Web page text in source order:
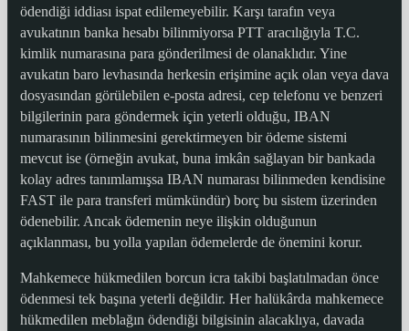
ödendiği iddiası ispat edilemeyebilir. Karşı tarafın veya
avukatının banka hesabı bilinmiyorsa PTT aracılığıyla T.C.
kimlik numarasına para gönderilmesi de olanaklıdır. Yine
avukatın baro levhasında herkesin erişimine açık olan veya dava
dosyasından görülebilen e-posta adresi, cep telefonu ve benzeri
bilgilerinin para göndermek için yeterli olduğu, IBAN
numarasının bilinmesini gerektirmeyen bir ödeme sistemi
mevcut ise (örneğin avukat, buna imkân sağlayan bir bankada
kolay adres tanımlamışsa IBAN numarası bilinmeden kendisine
FAST ile para transferi mümkündür) borç bu sistem üzerinden
ödenebilir. Ancak ödemenin neye ilişkin olduğunun
açıklanması, bu yolla yapılan ödemelerde de önemini korur.
Mahkemece hükmedilen borcun icra takibi başlatılmadan önce
ödenmesi tek başına yeterli değildir. Her halükârda mahkemece
hükmedilen meblağın ödendiği bilgisinin alacaklıya, davada